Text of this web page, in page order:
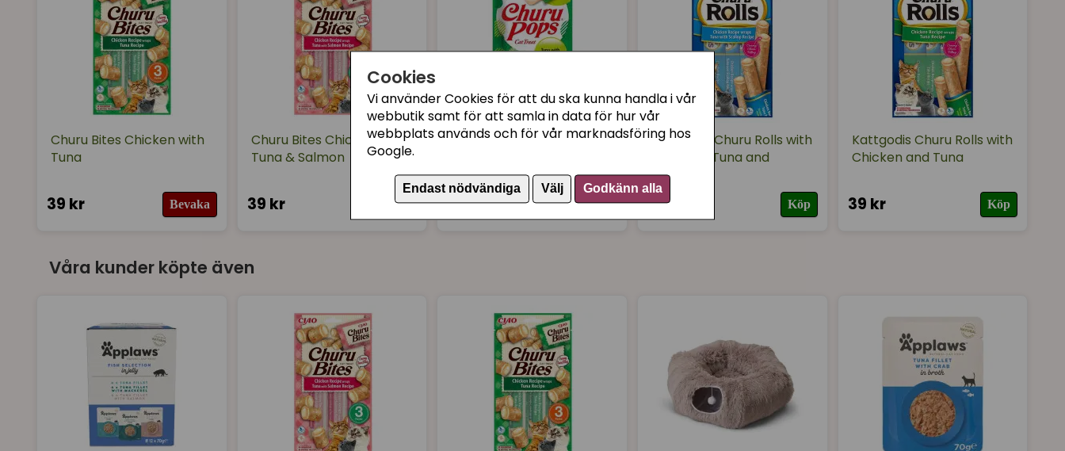
Cookies
Vi använder Cookies för att du ska kunna handla i vår
webbutik samt för att samla in data för hur vår
webbplats används och för vår marknadsföring hos
Google.
Endast nödvändiga Välj Godkänn alla
Smaktillsatser: 2, b, naturliga produkter - botaniskt definierade,
paprikaoleoresin 0,1 g. vitamin E 121 mg.
Churu Bites Chicken with
Tuna
39 kr Bevaka
Churu Bites Chicken with
Tuna & Salmon
39 kr Bevaka
Kattgodis Churu Pops
29 kr Köp
Kattgodis Churu Rolls with
Chicken /Tuna and
Scallop
39 kr Köp
Kattgodis Churu Rolls with
Chicken and Tuna
39 kr Köp
Våra kunder köpte även